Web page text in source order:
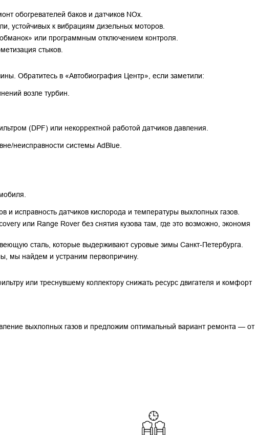
обогревателей баков и датчиков NOx.
устойчивых к вибрациям дизельных моторов.
или программным отключением контроля.
стыков.
Обратитесь в «Автобиография Центр», если заметили:
возле турбин.
(DPF) или некорректной работой датчиков давления.
неисправности системы AdBlue.
исправность датчиков кислорода и температуры выхлопных газов.
или Range Rover без снятия кузова там, где это возможно, экономя
сталь, которые выдерживают суровые зимы Санкт-Петербурга.
мы найдем и устраним первопричину.
или треснувшему коллектору снижать ресурс двигателя и комфорт
выхлопных газов и предложим оптимальный вариант ремонта — от